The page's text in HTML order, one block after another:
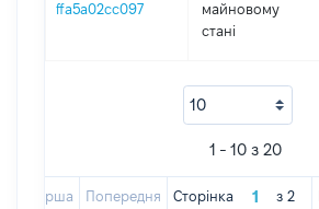
ffa5a02cc097
майновому
стані
1 - 10 з 20
Перша Попередня Сторінка з 2